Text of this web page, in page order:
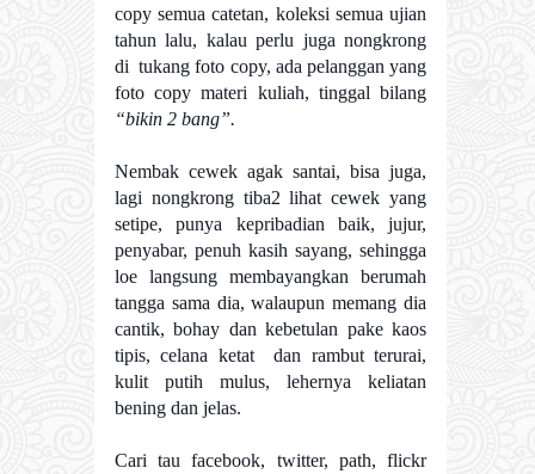
copy semua catetan, koleksi semua ujian
tahun lalu, kalau perlu juga nongkrong
di tukang foto copy, ada pelanggan yang
foto copy materi kuliah, tinggal bilang
“bikin 2 bang”.
Nembak cewek agak santai, bisa juga,
lagi nongkrong tiba2 lihat cewek yang
setipe, punya kepribadian baik, jujur,
penyabar, penuh kasih sayang, sehingga
loe langsung membayangkan berumah
tangga sama dia, walaupun memang dia
cantik, bohay dan kebetulan pake kaos
tipis, celana ketat dan rambut terurai,
kulit putih mulus, lehernya keliatan
bening dan jelas.
Cari tau facebook, twitter, path, flickr